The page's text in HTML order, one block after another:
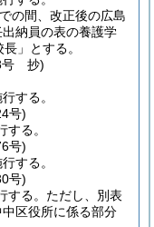
の間、改正後の広島
納員の表の養護学
」とする。
号 抄)
する。
号)
る。
号)
する。
号)
る。 ただし、別表
区役所に係る部分